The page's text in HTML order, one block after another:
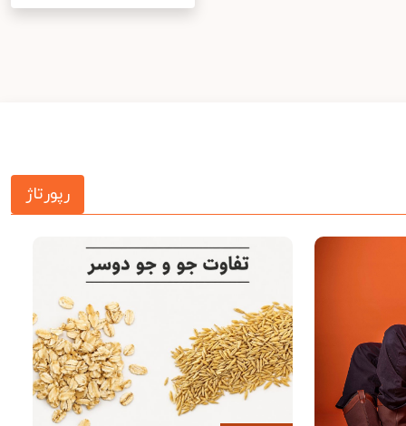
رپورتاژ